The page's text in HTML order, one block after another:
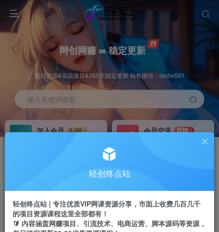
网创网赚 ∞ 稳定更新
网创资源&实战项目&365天稳定更新 站长微信：laohe581
输入关键词搜索
加入会员
3.3折
会员交流
群聊
轻创终点站
轻创终点站 | 专注优质VIP网课资源分享，市面上收费几百几千
的项目资源课程这里全部都有！
🔰 内容涵盖网赚项目、引流技术、电商运营、脚本源码等资源，